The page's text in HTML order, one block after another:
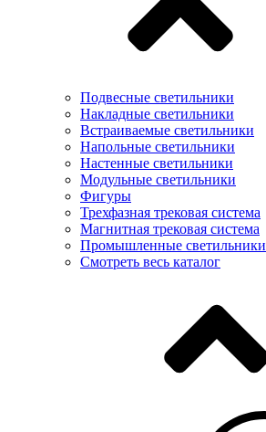
Подвесные светильники
Накладные светильники
Встраиваемые светильники
Напольные светильники
Настенные светильники
Модульные светильники
Фигуры
Трехфазная трековая система
Магнитная трековая система
Промышленные светильники
Смотреть весь каталог